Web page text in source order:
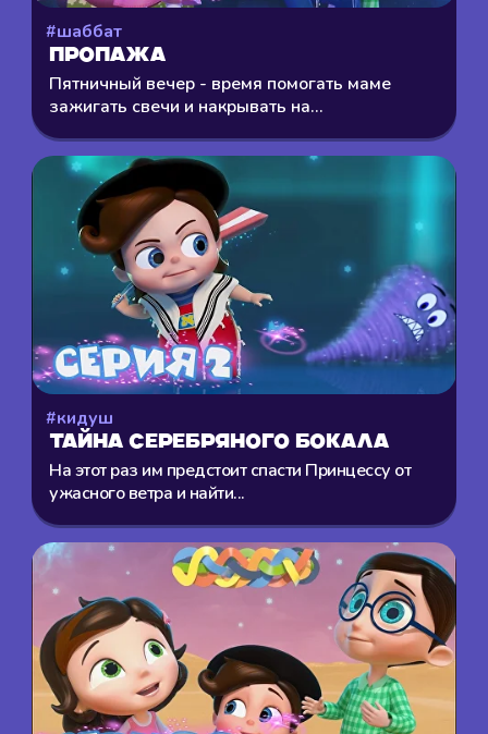
На этот раз им предстоит спасти Принцессу от
ужасного ветра и найти...
Тайна серебряного бокала
#кидуш
Пятничный вечер - время помогать маме
зажигать свечи и накрывать на...
Пропажа
#шаббат